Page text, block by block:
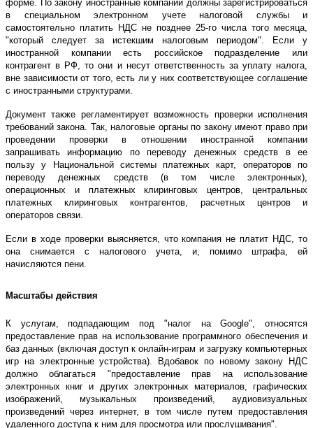
форме. По закону иностранные компании должны зарегистрироваться
в специальном электронном учете налоговой службы и
самостоятельно платить НДС не позднее 25-го числа того месяца,
"который следует за истекшим налоговым периодом". Если у
иностранной компании есть российское подразделение или
контрагент в РФ, то они и несут ответственность за уплату налога,
вне зависимости от того, есть ли у них соответствующее соглашение
с иностранными структурами.
Документ также регламентирует возможность проверки исполнения
требований закона. Так, налоговые органы по закону имеют право при
проведении проверки в отношении иностранной компании
запрашивать информацию по переводу денежных средств в ее
пользу у Национальной системы платежных карт, операторов по
переводу денежных средств (в том числе электронных),
операционных и платежных клиринговых центров, центральных
платежных клиринговых контрагентов, расчетных центров и
операторов связи.
Если в ходе проверки выясняется, что компания не платит НДС, то
она снимается с налогового учета, и, помимо штрафа, ей
начисляются пени.
Масштабы действия
К услугам, подпадающим под "налог на Google", относятся
предоставление прав на использование программного обеспечения и
баз данных (включая доступ к онлайн-играм и загрузку компьютерных
игр на электронные устройства). Вдобавок по новому закону НДС
должно облагаться "предоставление прав на использование
электронных книг и других электронных материалов, графических
изображений, музыкальных произведений, аудиовизуальных
произведений через интернет, в том числе путем предоставления
удаленного доступа к ним для просмотра или прослушивания".